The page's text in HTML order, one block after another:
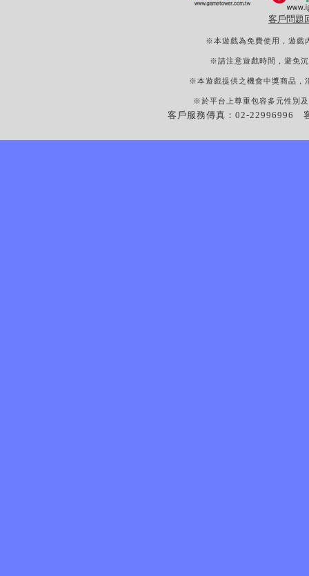
客戶問題
※本遊戲為免費使用，遊戲
※請注意遊戲時間，避免
※本遊戲提供之機會中獎商品，
※於平台上尊重包容多元性別
客戶服務傳真：02-22996996